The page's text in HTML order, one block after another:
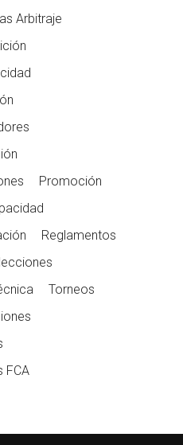
Arbitraje
Promoción
Reglamentos
Torneos
FCA